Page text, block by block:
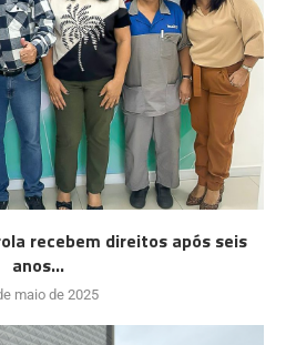
recebem direitos após seis
anos...
maio de 2025